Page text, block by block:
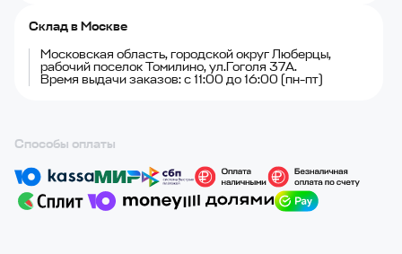
Склад в Москве
Московская область, городской округ Люберцы,
рабочий поселок Томилино, ул.Гоголя 37А.
Время выдачи заказов: с 11:00 до 16:00 (пн-пт)
Способы оплаты